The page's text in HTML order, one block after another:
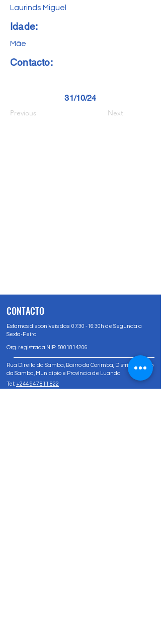
Laurinds Miguel
Idade:
Mãe
Contacto:
31/10/24
Previous Next
CONTACTO
Estamos disponíveis das 07:30 -16:30h de Segunda a
Sexta-Feira.
Org. registrada NIF: 5001814206
Rua Direita da Samba, Bairro da Corimba, Distrito Urbano
da Samba, Município e Província de Luanda.
Tel: +244 947 811 822